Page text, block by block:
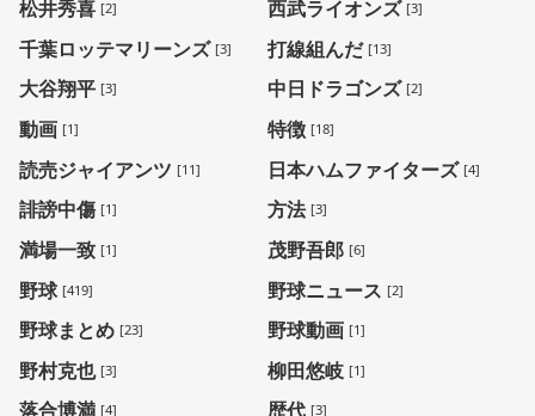
松井秀喜 [2] 西武ライオンズ [3]
千葉ロッテマリーンズ [3] 打線組んだ [13]
大谷翔平 [3] 中日ドラゴンズ [2]
動画 [1] 特徴 [18]
読売ジャイアンツ [11] 日本ハムファイターズ [4]
誹謗中傷 [1] 方法 [3]
満場一致 [1] 茂野吾郎 [6]
野球 [419] 野球ニュース [2]
野球まとめ [23] 野球動画 [1]
野村克也 [3] 柳田悠岐 [1]
落合博満 [4] 歴代 [3]